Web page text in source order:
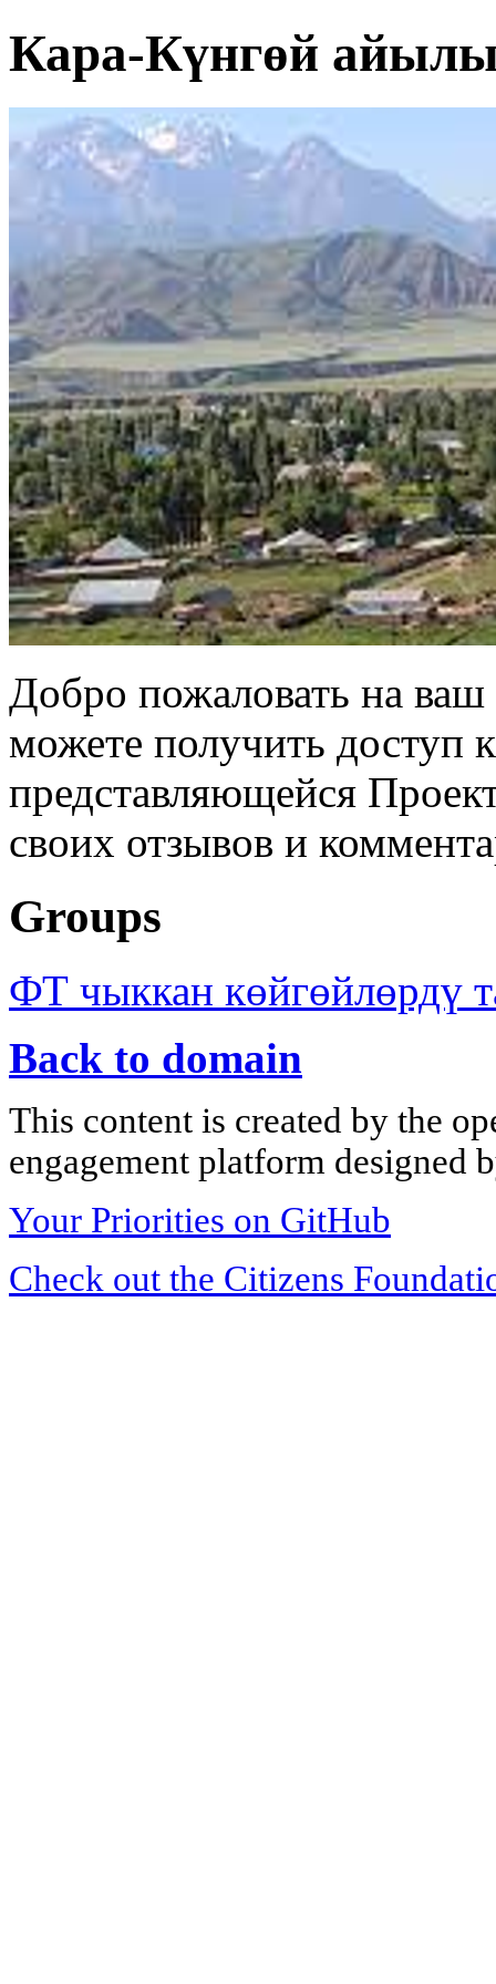
Кара-Күнгөй
Добро пожаловать на
можете получить доступ
представляющейся
своих отзывов и
Groups
ФТ чыккан көйгөйлөрдү
Back to domain
This content is created by the
engagement platform designed
Your Priorities on GitHub
Check out the Citizens